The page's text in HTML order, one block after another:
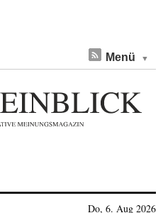
Menü
Do, 6. Aug 2026